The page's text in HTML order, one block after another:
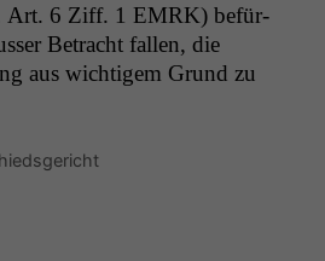
6 Ziff. 1 EMRK) befür­
Betra­cht fall­en, die
aus wichtigem Grund zu